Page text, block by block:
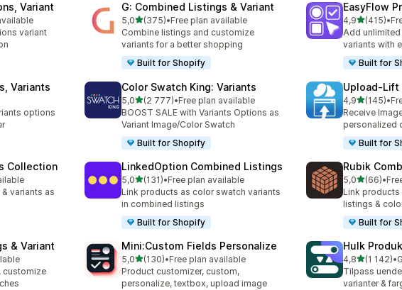
Variant
variant
G: Combined Listings & Variant
5,0av 5 stjerner
(375)
Totalt 375 omtaler
•Free plan available
Combine listings and customize
variants for a better shopping
Built for Shopify
EasyFlow
4,9av 5(415)
Totalt 415 •
Add
variants with
Built for
Variants
options
Color Swatch King: Variants
5,0av 5 stjerner
(2 777)
Totalt 2777 omtaler
•Free plan available
BOOST SALE with Variants Options as
Variant Image/Color Swatch
Built for Shopify
Upload‑Lift
4,9av 5(145)
Totalt 145 •
Receive
personalized
Built for
Collection
variants as
LinkedOption Combined Listings
5,0av 5 stjerner
(131)
Totalt 131 omtaler
•Free plan available
Link products as color swatch variants
in combined listings
Built for Shopify
Rubik
5,0av 5(66)
Totalt 66 •
Link products
listings &
Built for
& Variant
customize
Mini:Custom Fields Personalize
5,0av 5 stjerner
(130)
Totalt 130 omtaler
•Free plan available
Product customizer, custom,
personalize, textbox, upload image
Hulk
4,8av 5(1 142)
Totalt 1142 •
Tilpass
varianter &